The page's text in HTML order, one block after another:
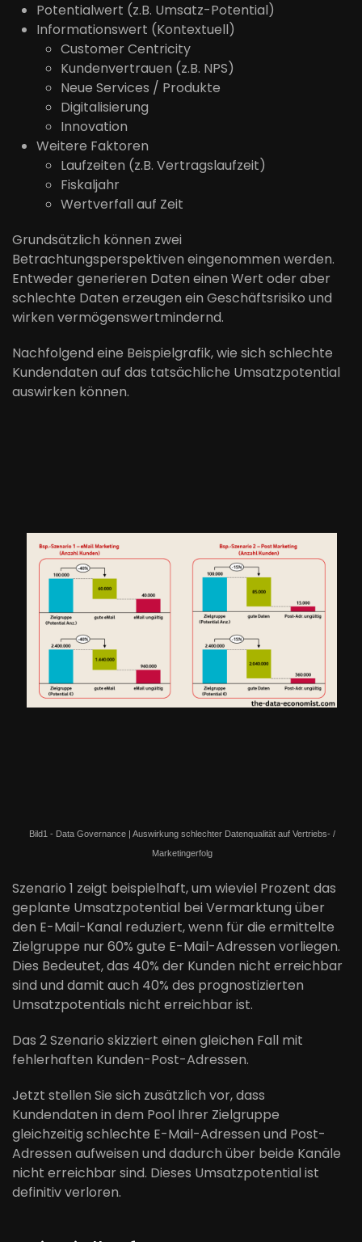
Potentialwert (z.B. Umsatz-Potential)
Informationswert (Kontextuell)
Customer Centricity
Kundenvertrauen (z.B. NPS)
Neue Services / Produkte
Digitalisierung
Innovation
Weitere Faktoren
Laufzeiten (z.B. Vertragslaufzeit)
Fiskaljahr
Wertverfall auf Zeit
Grundsätzlich können zwei
Betrachtungsperspektiven eingenommen werden.
Entweder generieren Daten einen Wert oder aber
schlechte Daten erzeugen ein Geschäftsrisiko und
wirken vermögenswertmindernd.
Nachfolgend eine Beispielgrafik, wie sich schlechte
Kundendaten auf das tatsächliche Umsatzpotential
auswirken können.
Bild1 - Data Governance | Auswirkung schlechter Datenqualität auf Vertriebs- /
Marketingerfolg
Szenario 1 zeigt beispielhaft, um wieviel Prozent das
geplante Umsatzpotential bei Vermarktung über
den E-Mail-Kanal reduziert, wenn für die ermittelte
Zielgruppe nur 60% gute E-Mail-Adressen vorliegen.
Dies Bedeutet, das 40% der Kunden nicht erreichbar
sind und damit auch 40% des prognostizierten
Umsatzpotentials nicht erreichbar ist.
Das 2 Szenario skizziert einen gleichen Fall mit
fehlerhaften Kunden-Post-Adressen.
Jetzt stellen Sie sich zusätzlich vor, dass
Kundendaten in dem Pool Ihrer Zielgruppe
gleichzeitig schlechte E-Mail-Adressen und Post-
Adressen aufweisen und dadurch über beide Kanäle
nicht erreichbar sind. Dieses Umsatzpotential ist
definitiv verloren.